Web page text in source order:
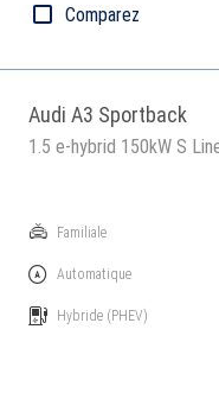
Comparez
Audi A3 Sportback
1.5 e-hybrid 150kW S
Familiale
Automatique
Hybride (PHEV)